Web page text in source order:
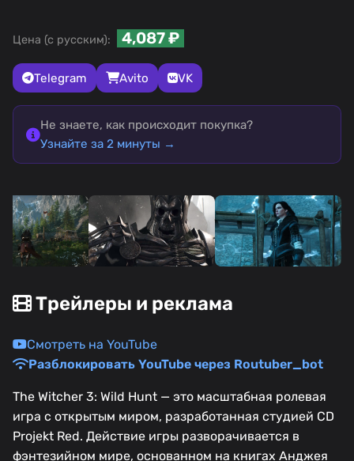
Цена (с русским): 4,087 ₽
Telegram Avito VK
Не знаете, как происходит покупка?
Узнайте за 2 минуты →
Трейлеры и реклама
Смотреть на YouTube
Разблокировать YouTube через Routuber_bot
The Witcher 3: Wild Hunt — это масштабная ролевая
игра с открытым миром, разработанная студией CD
Projekt Red. Действие игры разворачивается в
фэнтезийном мире, основанном на книгах Анджея